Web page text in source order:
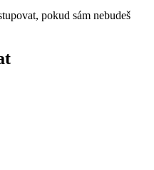
pokud sám nebudeš